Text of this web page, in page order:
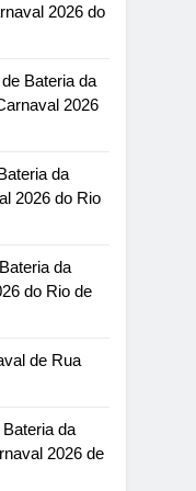
2026 do
Bateria da
2026
da
2026 do Rio
da
do Rio de
de Rua
da
2026 de